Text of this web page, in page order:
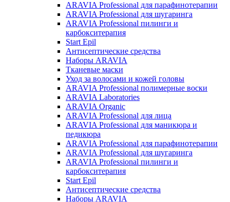
ARAVIA Professional для парафинотерапии
ARAVIA Professional для шугаринга
ARAVIA Professional пилинги и
карбокситерапия
Start Epil
Антисептические средства
Наборы ARAVIA
Тканевые маски
Уход за волосами и кожей головы
ARAVIA Professional полимерные воски
ARAVIA Laboratories
ARAVIA Organic
ARAVIA Professional для лица
ARAVIA Professional для маникюра и
педикюра
ARAVIA Professional для парафинотерапии
ARAVIA Professional для шугаринга
ARAVIA Professional пилинги и
карбокситерапия
Start Epil
Антисептические средства
Наборы ARAVIA